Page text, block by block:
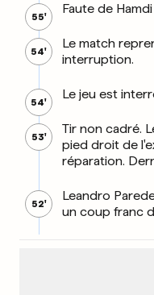
55'
Faute de
54'
Le match
interruption.
54'
Le jeu est
53'
Tir non cadré.
pied droit de
réparation.
52'
Leandro
un coup franc